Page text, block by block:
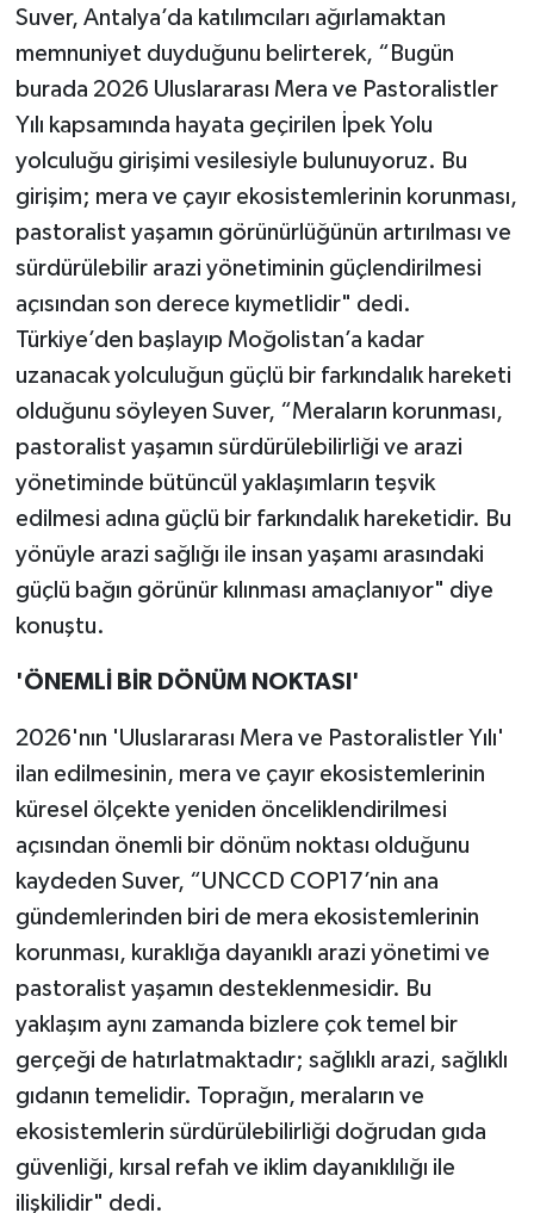
Suver, Antalya’da katılımcıları ağırlamaktan
memnuniyet duyduğunu belirterek, “Bugün
burada 2026 Uluslararası Mera ve Pastoralistler
Yılı kapsamında hayata geçirilen İpek Yolu
yolculuğu girişimi vesilesiyle bulunuyoruz. Bu
girişim; mera ve çayır ekosistemlerinin korunması,
pastoralist yaşamın görünürlüğünün artırılması ve
sürdürülebilir arazi yönetiminin güçlendirilmesi
açısından son derece kıymetlidir" dedi.
Türkiye’den başlayıp Moğolistan’a kadar
uzanacak yolculuğun güçlü bir farkındalık hareketi
olduğunu söyleyen Suver, “Meraların korunması,
pastoralist yaşamın sürdürülebilirliği ve arazi
yönetiminde bütüncül yaklaşımların teşvik
edilmesi adına güçlü bir farkındalık hareketidir. Bu
yönüyle arazi sağlığı ile insan yaşamı arasındaki
güçlü bağın görünür kılınması amaçlanıyor" diye
konuştu.
'ÖNEMLİ BİR DÖNÜM NOKTASI'
2026'nın 'Uluslararası Mera ve Pastoralistler Yılı'
ilan edilmesinin, mera ve çayır ekosistemlerinin
küresel ölçekte yeniden önceliklendirilmesi
açısından önemli bir dönüm noktası olduğunu
kaydeden Suver, “UNCCD COP17’nin ana
gündemlerinden biri de mera ekosistemlerinin
korunması, kuraklığa dayanıklı arazi yönetimi ve
pastoralist yaşamın desteklenmesidir. Bu
yaklaşım aynı zamanda bizlere çok temel bir
gerçeği de hatırlatmaktadır; sağlıklı arazi, sağlıklı
gıdanın temelidir. Toprağın, meraların ve
ekosistemlerin sürdürülebilirliği doğrudan gıda
güvenliği, kırsal refah ve iklim dayanıklılığı ile
ilişkilidir" dedi.